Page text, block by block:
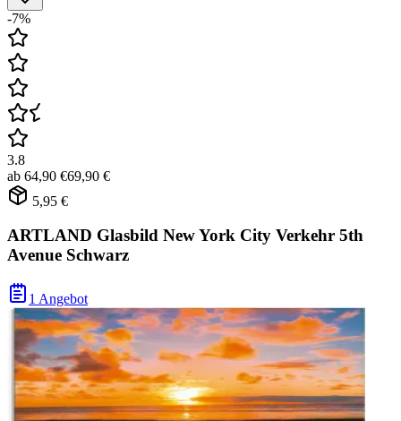
-7%
3.8
ab 64,90 €69,90 €
5,95 €
ARTLAND Glasbild New York City Verkehr 5th
Avenue Schwarz
1 Angebot